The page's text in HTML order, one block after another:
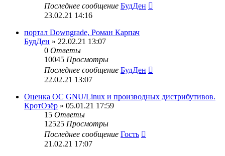
Последнее сообщение БудДен
23.02.21 14:16
портал Downgrade, Роман Карпач
БудДен » 22.02.21 13:07
0 Ответы
10045 Просмотры
Последнее сообщение БудДен
22.02.21 13:07
Оценка ОС GNU/Linux и производных дистрибутивов.
КротОзёр » 05.01.21 17:59
15 Ответы
12525 Просмотры
Последнее сообщение Гость
21.02.21 17:07